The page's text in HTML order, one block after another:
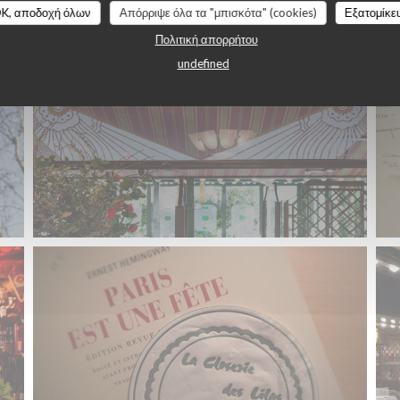
αποδοχή όλων Απόρριψε όλα τα "μπισκότα" (cookies)
Πολιτική απορρήτου
undefined